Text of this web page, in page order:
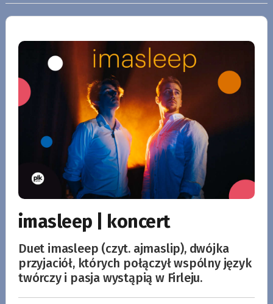
imasleep | koncert
Duet imasleep (czyt. ajmaslip), dwójka
przyjaciół, których połączył wspólny język
twórczy i pasja wystąpią w Firleju.